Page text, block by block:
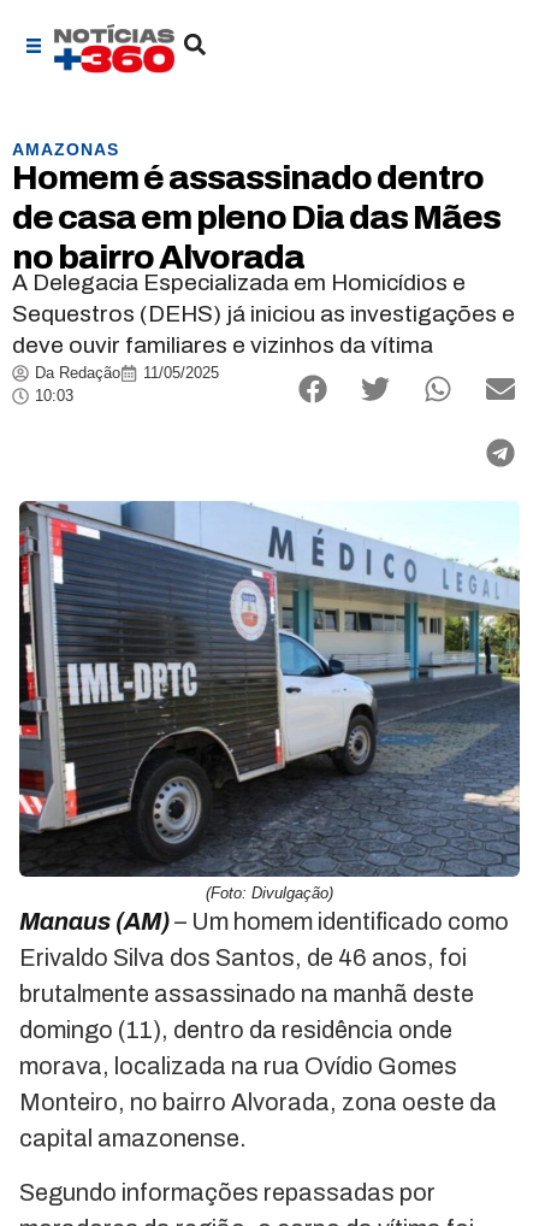
AMAZONAS
Homem é assassinado dentro
de casa em pleno Dia das Mães
no bairro Alvorada
A Delegacia Especializada em Homicídios e
Sequestros (DEHS) já iniciou as investigações e
deve ouvir familiares e vizinhos da vítima
Da Redação
11/05/2025
10:03
(Foto: Divulgação)
Manaus (AM)– Um homem identificado como
Erivaldo Silva dos Santos, de 46 anos, foi
brutalmente assassinado na manhã deste
domingo (11), dentro da residência onde
morava, localizada na rua Ovídio Gomes
Monteiro, no bairro Alvorada, zona oeste da
capital amazonense.
Segundo informações repassadas por